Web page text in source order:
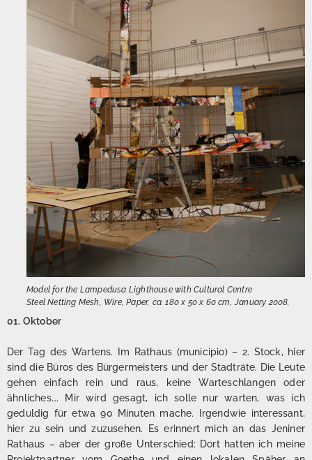
Model for the Lampedusa Lighthouse with Cultural Centre
Steel Netting Mesh, Wire, Paper, ca. 180 x 50 x 60 cm, January 2008,
01. Oktober
Der Tag des Wartens. Im Rathaus (municipio) – 2. Stock, hier
sind die Büros des Bürgermeisters und der Stadträte. Die Leute
gehen einfach rein und raus, keine Warteschlangen oder
ähnliches…. Mir wird gesagt, ich solle nur warten, was ich
geduldig für etwa 90 Minuten mache. Irgendwie interessant,
hier zu sein und zuzusehen. Es erinnert mich an das Jeniner
Rathaus – aber der große Unterschied: Dort hatten ich meine